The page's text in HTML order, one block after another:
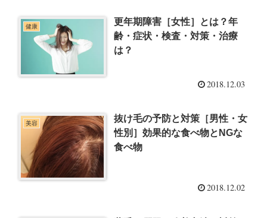
健康
更年期障害［女性］とは？年
齢・症状・検査・対策・治療
は？
2018.12.03
美容
抜け毛の予防と対策［男性・女
性別］効果的な食べ物とNGな
食べ物
2018.12.02